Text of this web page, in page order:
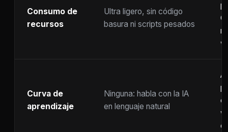
Consumo de
recursos
Ultra ligero, sin código
basura ni scripts pesados
Curva de
aprendizaje
Ninguna: habla con la IA
en lenguaje natural